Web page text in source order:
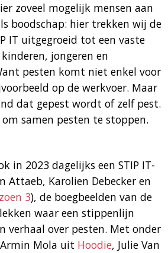
zoveel mogelijk mensen aan
boodschap: hier trekken wij de
IT uitgegroeid tot een vaste
jongeren en
pesten komt niet enkel voor
op de werkvoer. Maar
dat gepest wordt of zelf pest.
samen pesten te stoppen.
in 2023 dagelijks een STIP IT-
Attaeb, Karolien Debecker en
3), de boegbeelden van de
waar een stippenlijn
over pesten. Met onder
Mola uit Hoodie, Julie Van